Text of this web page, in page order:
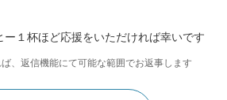
１杯ほど応援をいただければ幸いです
、返信機能にて可能な範囲でお返事します